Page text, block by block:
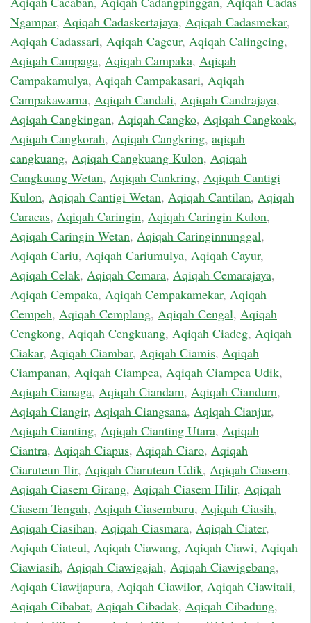
Ngampar, Aqiqah Cadaskertajaya, Aqiqah Cadasmekar,
Aqiqah Cadassari, Aqiqah Cageur, Aqiqah Calingcing,
Aqiqah Campaga, Aqiqah Campaka, Aqiqah
Campakamulya, Aqiqah Campakasari, Aqiqah
Campakawarna, Aqiqah Candali, Aqiqah Candrajaya,
Aqiqah Cangkingan, Aqiqah Cangko, Aqiqah Cangkoak,
Aqiqah Cangkorah, Aqiqah Cangkring, aqiqah
cangkuang, Aqiqah Cangkuang Kulon, Aqiqah
Cangkuang Wetan, Aqiqah Cankring, Aqiqah Cantigi
Kulon, Aqiqah Cantigi Wetan, Aqiqah Cantilan, Aqiqah
Caracas, Aqiqah Caringin, Aqiqah Caringin Kulon,
Aqiqah Caringin Wetan, Aqiqah Caringinnunggal,
Aqiqah Cariu, Aqiqah Cariumulya, Aqiqah Cayur,
Aqiqah Celak, Aqiqah Cemara, Aqiqah Cemarajaya,
Aqiqah Cempaka, Aqiqah Cempakamekar, Aqiqah
Cempeh, Aqiqah Cemplang, Aqiqah Cengal, Aqiqah
Cengkong, Aqiqah Cengkuang, Aqiqah Ciadeg, Aqiqah
Ciakar, Aqiqah Ciambar, Aqiqah Ciamis, Aqiqah
Ciampanan, Aqiqah Ciampea, Aqiqah Ciampea Udik,
Aqiqah Cianaga, Aqiqah Ciandam, Aqiqah Ciandum,
Aqiqah Ciangir, Aqiqah Ciangsana, Aqiqah Cianjur,
Aqiqah Cianting, Aqiqah Cianting Utara, Aqiqah
Ciantra, Aqiqah Ciapus, Aqiqah Ciaro, Aqiqah
Ciaruteun Ilir, Aqiqah Ciaruteun Udik, Aqiqah Ciasem,
Aqiqah Ciasem Girang, Aqiqah Ciasem Hilir, Aqiqah
Ciasem Tengah, Aqiqah Ciasembaru, Aqiqah Ciasih,
Aqiqah Ciasihan, Aqiqah Ciasmara, Aqiqah Ciater,
Aqiqah Ciateul, Aqiqah Ciawang, Aqiqah Ciawi, Aqiqah
Ciawiasih, Aqiqah Ciawigajah, Aqiqah Ciawigebang,
Aqiqah Ciawijapura, Aqiqah Ciawilor, Aqiqah Ciawitali,
Aqiqah Cibabat, Aqiqah Cibadak, Aqiqah Cibadung,